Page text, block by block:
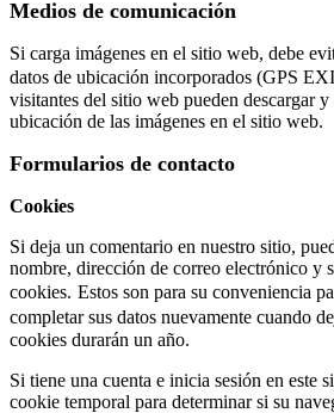
Medios de comunicación
Si carga imágenes en el sitio web, debe
datos de ubicación incorporados (GPS
visitantes del sitio web pueden descargar y
ubicación de las imágenes en el sitio web.
Formularios de contacto
Cookies
Si deja un comentario en nuestro sitio,
nombre, dirección de correo electrónico y
cookies. Estos son para su conveniencia
completar sus datos nuevamente cuando
cookies durarán un año.
Si tiene una cuenta e inicia sesión en este
cookie temporal para determinar si su